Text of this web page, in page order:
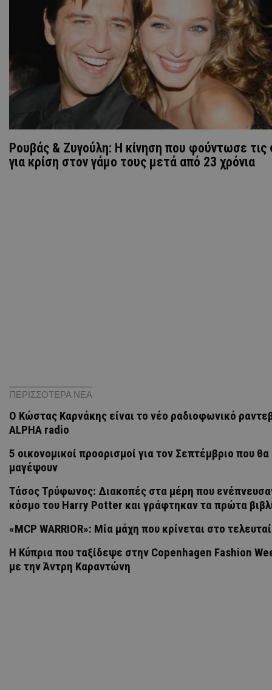
Ρουβάς & Ζυγούλη: Η κίνηση που φούντωσε
για κρίση στον γάμο τους μετά από 23 χρόνια
ΠΕΡΙΣΣΟΤΕΡΑ ΝΕΑ
Ο Κώστας Καρνάκης είναι το νέο ραδιοφωνικό
ALPHA radio
5 οικονομικοί προορισμοί για τον Σεπτέμβριο που
μαγέψουν
Τάσος Τρύφωνος: Διακοπές στα μέρη που
κόσμο του Harry Potter και γράφτηκαν τα πρώτα
«MCP WARRIOR»: Μία μάχη που κρίνεται στο
Η Κύπρια που ταξίδεψε στην Copenhagen Fashion
με την Άντρη Καραντώνη